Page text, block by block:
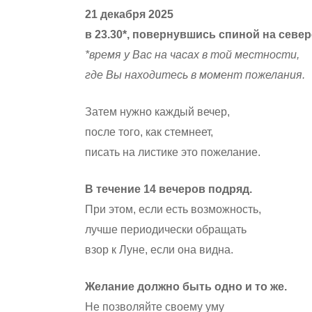
21 декабря 2025
в 23.30*, повернувшись спиной на
*время у Вас на часах в той местности,
где Вы находитесь в момент пожелания.
Затем нужно каждый вечер,
после того, как стемнеет,
писать на листике это пожелание.
В течение 14 вечеров подряд.
При этом, если есть возможность,
лучше периодически обращать
взор к Луне, если она видна.
Желание должно быть одно и то же.
Не позволяйте своему уму